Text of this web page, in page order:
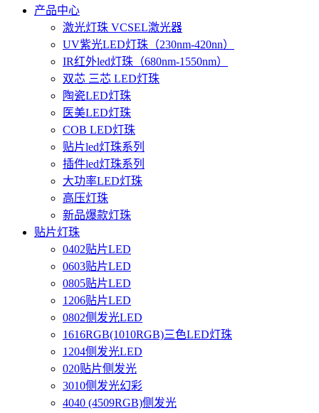
产品中心
激光灯珠 VCSEL激光器
UV紫光LED灯珠（230nm-420nn）
IR红外led灯珠（680nm-1550nm）
双芯 三芯 LED灯珠
陶瓷LED灯珠
医美LED灯珠
COB LED灯珠
贴片led灯珠系列
插件led灯珠系列
大功率LED灯珠
高压灯珠
新品爆款灯珠
贴片灯珠
0402贴片LED
0603贴片LED
0805贴片LED
1206贴片LED
0802侧发光LED
1616RGB(1010RGB)三色LED灯珠
1204侧发光LED
020贴片侧发光
3010侧发光幻彩
4040 (4509RGB)侧发光